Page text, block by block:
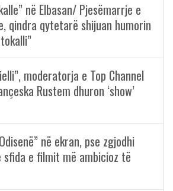
në Elbasan/ Pjesëmarrje e
qindra qytetarë shijuan humorin
moderatorja e Top Channel
Rustem dhuron ‘show’
në ekran, pse zgjodhi
sfida e filmit më ambicioz të